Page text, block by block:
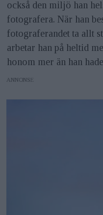
också den miljö han
fotografera. När han
fotograferandet ta allt
arbetar han på heltid
honom mer än han
ANNONS